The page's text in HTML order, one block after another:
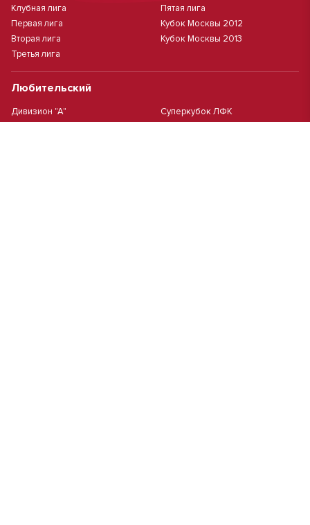
Клубная лига
Первая лига
Вторая лига
Третья лига
Пятая лига
Кубок Москвы 2012
Кубок Москвы 2013
Любительский
Дивизион "А"
Суперкубок ЛФК